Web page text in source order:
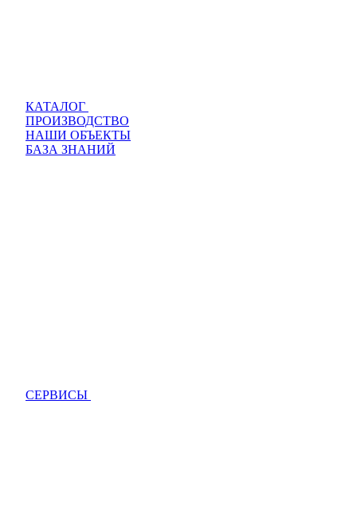
КАТАЛОГ
ПРОИЗВОДСТВО
НАШИ ОБЪЕКТЫ
БАЗА ЗНАНИЙ
СЕРВИСЫ